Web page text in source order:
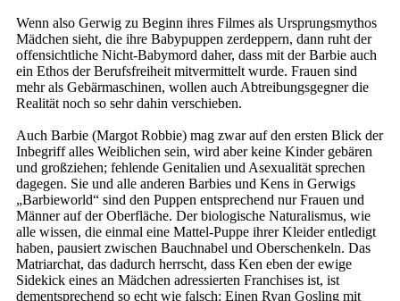
Wenn also Gerwig zu Beginn ihres Filmes als Ursprungsmythos
Mädchen sieht, die ihre Babypuppen zerdeppern, dann ruht der
offensichtliche Nicht-Babymord daher, dass mit der Barbie auch
ein Ethos der Berufsfreiheit mitvermittelt wurde. Frauen sind
mehr als Gebärmaschinen, wollen auch Abtreibungsgegner die
Realität noch so sehr dahin verschieben.
Auch Barbie (Margot Robbie) mag zwar auf den ersten Blick der
Inbegriff alles Weiblichen sein, wird aber keine Kinder gebären
und großziehen; fehlende Genitalien und Asexualität sprechen
dagegen. Sie und alle anderen Barbies und Kens in Gerwigs
„Barbieworld“ sind den Puppen entsprechend nur Frauen und
Männer auf der Oberfläche. Der biologische Naturalismus, wie
alle wissen, die einmal eine Mattel-Puppe ihrer Kleider entledigt
haben, pausiert zwischen Bauchnabel und Oberschenkeln. Das
Matriarchat, das dadurch herrscht, dass Ken eben der ewige
Sidekick eines an Mädchen adressierten Franchises ist, ist
dementsprechend so echt wie falsch: Einen Ryan Gosling mit